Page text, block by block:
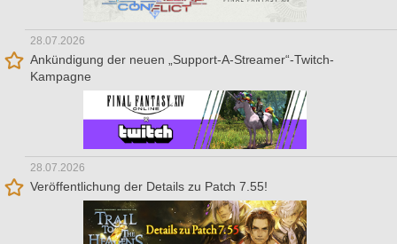
28.07.2026
Ankündigung der neuen „Support-A-Streamer“-Twitch-
Kampagne
28.07.2026
Veröffentlichung der Details zu Patch 7.55!